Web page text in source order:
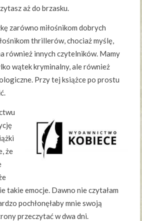
aż do brzasku.
zarówno miłośnikom dobrych
thrillerów, chociaż myślę,
również innych czytelników. Mamy
wątek kryminalny, ale również
Przy tej książce po prostu
że
takie emocje. Dawno nie czytałam
pochłonęłaby mnie swoją
przeczytać w dwa dni.